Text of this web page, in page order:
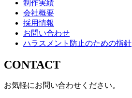
制作実績
会社概要
採用情報
お問い合わせ
ハラスメント防止のための指針
CONTACT
お気軽にお問い合わせください。